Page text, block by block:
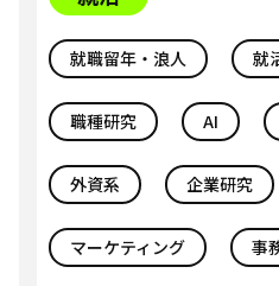
就職留年・浪人 就
職種研究 AI
外資系 企業研究
マーケティング 事